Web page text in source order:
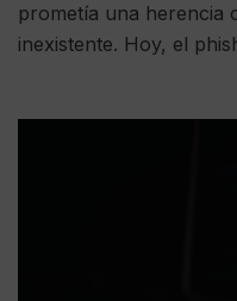
prometía una herencia
inexistente. Hoy, el